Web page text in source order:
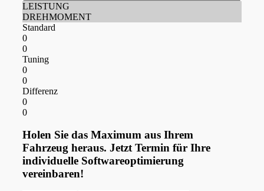
LEISTUNG
DREHMOMENT
Standard
0
0
Tuning
0
0
Differenz
0
0
Holen Sie das Maximum aus Ihrem
Fahrzeug heraus. Jetzt Termin für Ihre
individuelle Softwareoptimierung
vereinbaren!